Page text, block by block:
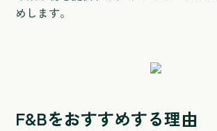
めします。
F&Bをおすすめする理由